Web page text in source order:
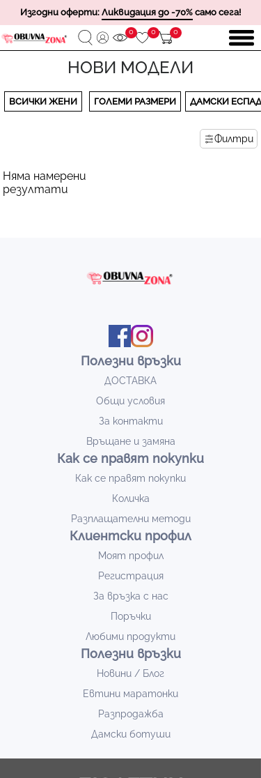
Изгодни оферти: Ликвидация до -70% само сега!
0 0 0
НОВИ МОДЕЛИ
ВСИЧКИ ЖЕНИ ГОЛЕМИ РАЗМЕРИ ДАМСКИ
Филтри
Няма намерени
резултати
Полезни връзки
ДОСТАВКА
Общи условия
За контакти
Връщане и замяна
Как се правят покупки
Как се правят покупки
Количка
Разплащателни методи
Клиентски профил
Моят профил
Регистрация
За връзка с нас
Поръчки
Любими продукти
Полезни връзки
Новини / Блог
Евтини маратонки
Разпродажба
Дамски ботуши